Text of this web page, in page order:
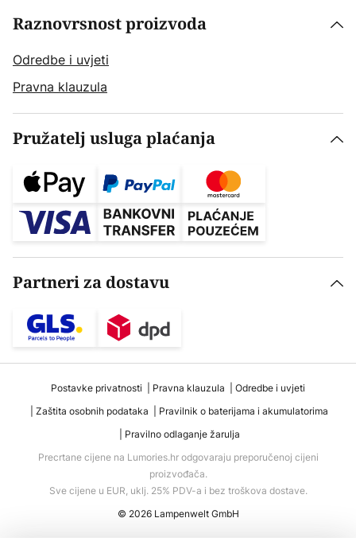
Raznovrsnost proizvoda
Odredbe i uvjeti
Pravna klauzula
Pružatelj usluga plaćanja
Partneri za dostavu
Postavke privatnosti Pravna klauzula
Odredbe i uvjeti
Zaštita osobnih podataka
Pravilnik o baterijama i akumulatorima
Pravilno odlaganje žarulja
Precrtane cijene na Lumories.hr odgovaraju preporučenoj cijeni
proizvođača.
Sve cijene u EUR, uklj. 25% PDV-a i bez troškova dostave.
© 2026 Lampenwelt GmbH